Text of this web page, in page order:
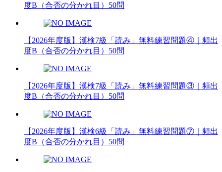
度B（合否の分かれ目）50問
【2026年度版】漢検7級「読み」無料練習問題④｜頻出
度B（合否の分かれ目）50問
【2026年度版】漢検7級「読み」無料練習問題③｜頻出
度B（合否の分かれ目）50問
【2026年度版】漢検6級「読み」無料練習問題⑦｜頻出
度B（合否の分かれ目）50問